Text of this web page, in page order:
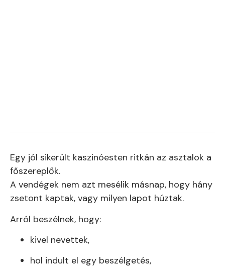
Egy jól sikerült kaszinóesten ritkán az asztalok a
főszereplők.
A vendégek nem azt mesélik másnap, hogy hány
zsetont kaptak, vagy milyen lapot húztak.
Arról beszélnek, hogy:
kivel nevettek,
hol indult el egy beszélgetés,